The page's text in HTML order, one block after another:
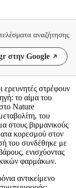
αναζήτησης
στην Google
ερευνητές στρέφουν
το αίμα του
Nature
του
στους βιρμανικούς
κορεσμού στον
του συνδέθηκε με
ενισχύοντας
φαρμάκων.
αντικείμενο